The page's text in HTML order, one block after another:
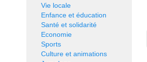
Vie locale
Enfance et éducation
Santé et solidarité
Economie
Sports
Culture et animations